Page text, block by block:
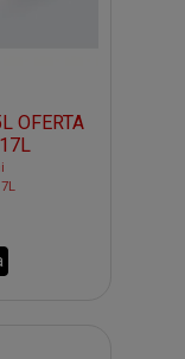
OFERTA